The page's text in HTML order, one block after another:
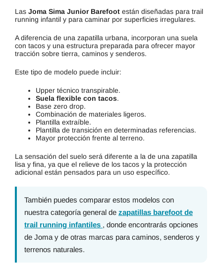
Las Joma Sima Junior Barefoot están diseñadas para trail
running infantil y para caminar por superficies irregulares.
A diferencia de una zapatilla urbana, incorporan una suela
con tacos y una estructura preparada para ofrecer mayor
tracción sobre tierra, caminos y senderos.
Este tipo de modelo puede incluir:
Upper técnico transpirable.
Suela flexible con tacos.
Base zero drop.
Combinación de materiales ligeros.
Plantilla extraíble.
Plantilla de transición en determinadas referencias.
Mayor protección frente al terreno.
La sensación del suelo será diferente a la de una zapatilla
lisa y fina, ya que el relieve de los tacos y la protección
adicional están pensados para un uso específico.
También puedes comparar estos modelos con
nuestra categoría general de zapatillas barefoot de
trail running infantiles , donde encontrarás opciones
de Joma y de otras marcas para caminos, senderos y
terrenos naturales.